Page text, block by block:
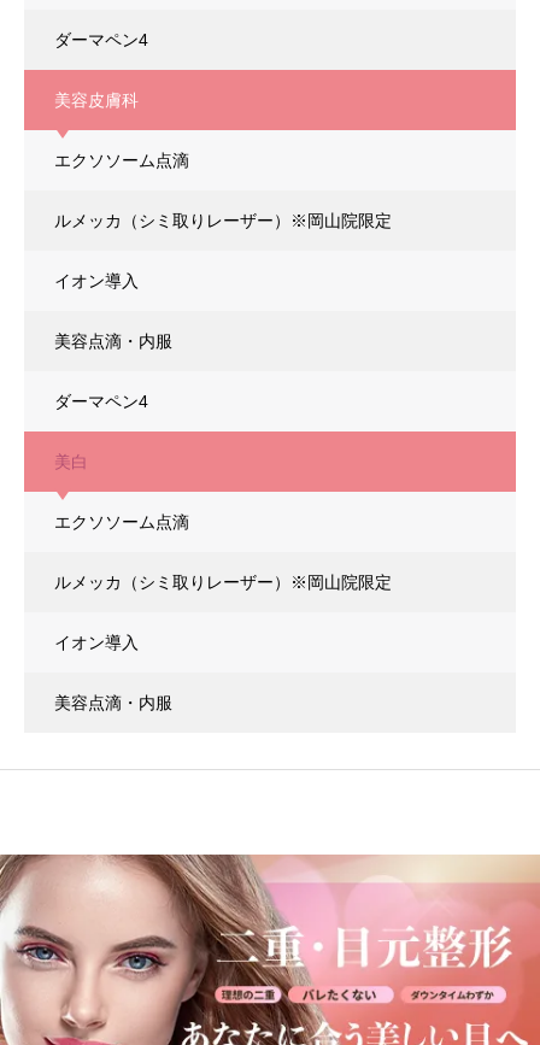
ダーマペン4
美容皮膚科
エクソソーム点滴
エクソソーム × ダーマペン4
ルメッカ（シミ取りレーザー） ※岡山院限定
イオン導入
美容点滴・内服
ダーマペン4
美白
エクソソーム点滴
エクソソーム × ダーマペン4
ルメッカ（シミ取りレーザー） ※岡山院限定
イオン導入
美容点滴・内服